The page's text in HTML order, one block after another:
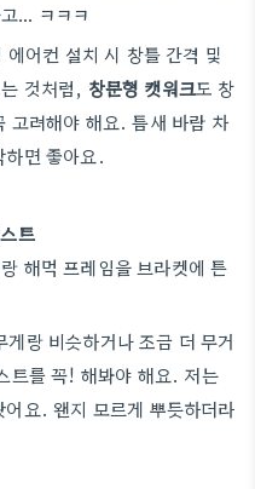
… ㅋㅋㅋ
어컨 설치 시 창틀 간격 및
것처럼, 창문형 캣워크도 창
고려해야 해요. 틈새 바람 차
하면 좋아요.
트
해먹 프레임을 브라켓에 튼
랑 비슷하거나 조금 더 무거
트를 꼭! 해봐야 해요. 저는
요. 왠지 모르게 뿌듯하더라